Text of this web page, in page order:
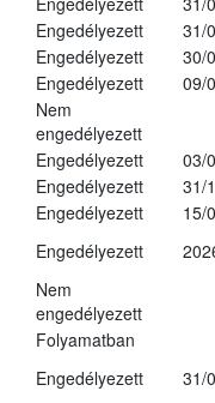
Engedélyezett
31/
Engedélyezett
30/
Engedélyezett
09/
Nem
engedélyezett
Engedélyezett
03/
Engedélyezett
31/
Engedélyezett
15/
Engedélyezett
Nem
engedélyezett
Folyamatban
Engedélyezett
31/